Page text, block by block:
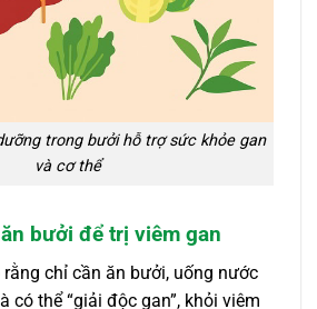
trong bưởi hỗ trợ sức khỏe gan
và cơ thể
bưởi để trị viêm gan
chỉ cần ăn bưởi, uống nước
có thể “giải độc gan”, khỏi viêm